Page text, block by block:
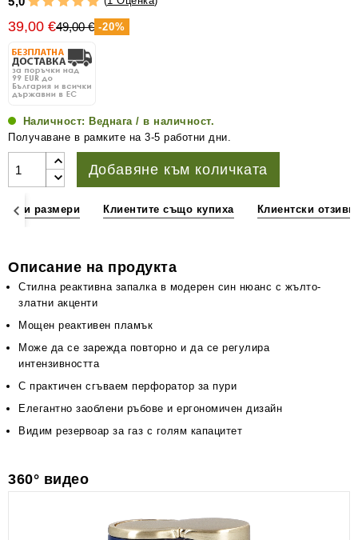
пури
39,00 €49,00 € -20%
Наличност: Веднага / в наличност.
Получаване в рамките на 3-5 работни дни.
Добавяне към количката
и размери Клиентите също купиха Клиентски отзиви
Описание на продукта
Стилна реактивна запалка в модерен син нюанс с жълто-
златни акценти
Мощен реактивен пламък
Може да се зарежда повторно и да се регулира
интензивността
С практичен сгъваем перфоратор за пури
Елегантно заоблени ръбове и ергономичен дизайн
Видим резервоар за газ с голям капацитет
360° видео